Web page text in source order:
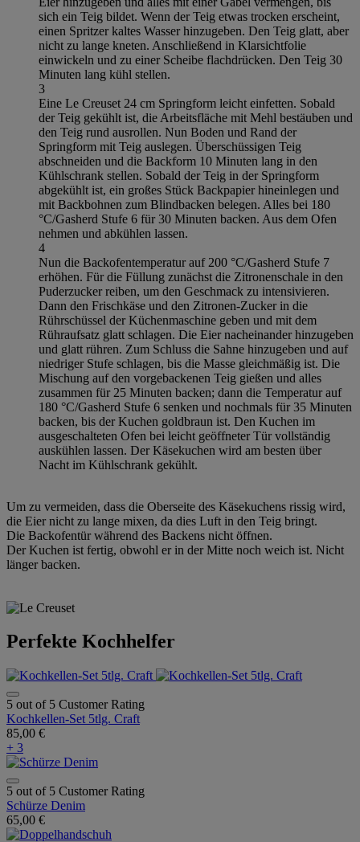
sich ein Teig bildet. Wenn der Teig etwas trocken erscheint,
einen Spritzer kaltes Wasser hinzugeben. Den Teig glatt, aber
nicht zu lange kneten. Anschließend in Klarsichtfolie
einwickeln und zu einer Scheibe flachdrücken. Den Teig 30
Minuten lang kühl stellen.
3
Eine Le Creuset 24 cm Springform leicht einfetten. Sobald
der Teig gekühlt ist, die Arbeitsfläche mit Mehl bestäuben und
den Teig rund ausrollen. Nun Boden und Rand der
Springform mit Teig auslegen. Überschüssigen Teig
abschneiden und die Backform 10 Minuten lang in den
Kühlschrank stellen. Sobald der Teig in der Springform
abgekühlt ist, ein großes Stück Backpapier hineinlegen und
mit Backbohnen zum Blindbacken belegen. Alles bei 180
°C/Gasherd Stufe 6 für 30 Minuten backen. Aus dem Ofen
nehmen und abkühlen lassen.
4
Nun die Backofentemperatur auf 200 °C/Gasherd Stufe 7
erhöhen. Für die Füllung zunächst die Zitronenschale in den
Puderzucker reiben, um den Geschmack zu intensivieren.
Dann den Frischkäse und den Zitronen-Zucker in die
Rührschüssel der Küchenmaschine geben und mit dem
Rühraufsatz glatt schlagen. Die Eier nacheinander hinzugeben
und glatt rühren. Zum Schluss die Sahne hinzugeben und auf
niedriger Stufe schlagen, bis die Masse gleichmäßig ist. Die
Mischung auf den vorgebackenen Teig gießen und alles
zusammen für 25 Minuten backen; dann die Temperatur auf
180 °C/Gasherd Stufe 6 senken und nochmals für 35 Minuten
backen, bis der Kuchen goldbraun ist. Den Kuchen im
ausgeschalteten Ofen bei leicht geöffneter Tür vollständig
auskühlen lassen. Der Käsekuchen wird am besten über
Nacht im Kühlschrank gekühlt.
Um zu vermeiden, dass die Oberseite des Käsekuchens rissig wird,
die Eier nicht zu lange mixen, da dies Luft in den Teig bringt.
Die Backofentür während des Backens nicht öffnen.
Der Kuchen ist fertig, obwohl er in der Mitte noch weich ist. Nicht
länger backen.
Perfekte Kochhelfer
5 out of 5 Customer Rating
Kochkellen-Set 5tlg. Craft
85,00 €
+ 3
5 out of 5 Customer Rating
Schürze Denim
65,00 €